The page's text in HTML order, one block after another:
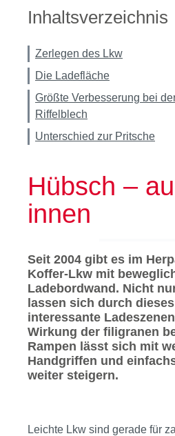
Inhaltsverzeichnis
Zerlegen des Lkw
Die Ladefläche
Größte Verbesserung bei
Riffelblech
Unterschied zur Pritsche
Hübsch –
innen
Seit 2004 gibt es im
Koffer-Lkw mit
Ladebordwand. Nicht
lassen sich durch
interessante
Wirkung der filigranen
Rampen lässt sich mit
Handgriffen und
weiter steigern.
Leichte Lkw sind gerade für